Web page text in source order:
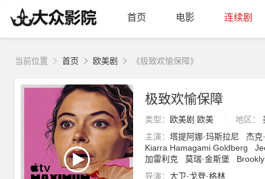
首页 电影 连续剧
当前位置 首页 欧美剧 《极致欢愉保障》
极致欢愉保障
类型： 欧美剧 欧美 地区：
主演： 塔提阿娜·玛斯拉尼 杰克
Kiarra Hamagami Goldberg
加雷利克
莫瑞·金斯堡
导演： 大卫·戈登·格林